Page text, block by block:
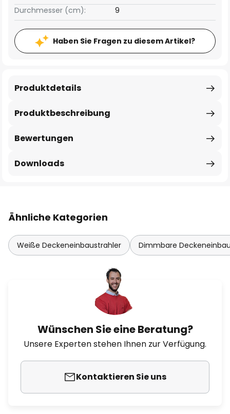
Durchmesser (cm):
9
Haben Sie Fragen zu diesem Artikel?
Produktbeschreibung
Produktdetails
Bewertungen
Downloads
Ähnliche Kategorien
Weiße Deckeneinbaustrahler Dimmbare
Wünschen Sie eine Beratung?
Unsere Experten stehen Ihnen zur Verfügung.
Kontaktieren Sie uns